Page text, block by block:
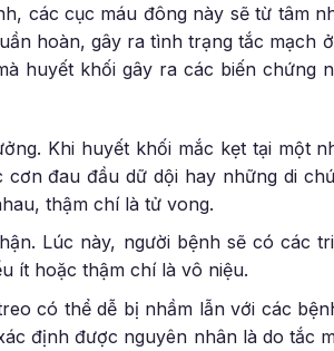
các cục máu đông này sẽ từ tâm
hoàn, gây ra tình trạng tắc mạch
huyết khối gây ra các biến chứng
Khi huyết khối mắc kẹt tại một
đau đầu dữ dội hay những di
thậm chí là tử vong.
Lúc này, người bệnh sẽ có các
ít hoặc thậm chí là vô niệu.
có thể dễ bị nhầm lẫn với các
định được nguyên nhân là do tắc